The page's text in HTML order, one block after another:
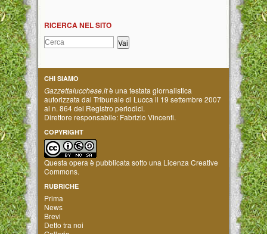
RICERCA NEL SITO
CHI SIAMO
Gazzettalucchese.itè una testata giornalistica
autorizzata dal Tribunale di Lucca il 19 settembre 2007
al n. 864 del Registro periodici.
Direttore responsabile: Fabrizio Vincenti.
COPYRIGHT
Questa opera è pubblicata sotto una Licenza Creative
Commons.
RUBRICHE
Prima
News
Brevi
Detto tra noi